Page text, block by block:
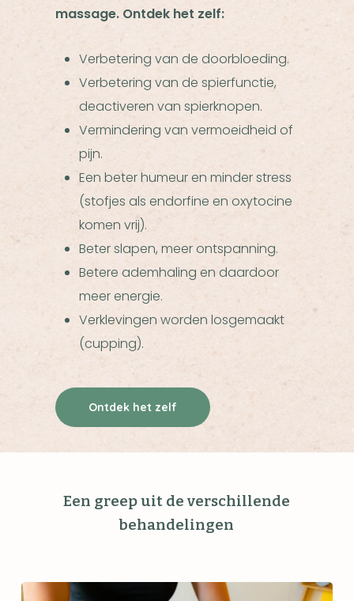
massage. Ontdek het zelf:
Verbetering van de doorbloeding.
Verbetering van de spierfunctie,
deactiveren van spierknopen.
Vermindering van vermoeidheid of
pijn.
Een beter humeur en minder stress
(stofjes als endorfine en oxytocine
komen vrij).
Beter slapen, meer ontspanning.
Betere ademhaling en daardoor
meer energie.
Verklevingen worden losgemaakt
(cupping).
Ontdek het zelf
Een greep uit de verschillende
behandelingen